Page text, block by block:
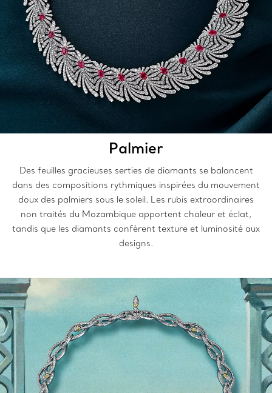
Palmier
Des feuilles gracieuses serties de diamants se balancent
dans des compositions rythmiques inspirées du mouvement
doux des palmiers sous le soleil. Les rubis extraordinaires
non traités du Mozambique apportent chaleur et éclat,
tandis que les diamants confèrent texture et luminosité aux
designs.